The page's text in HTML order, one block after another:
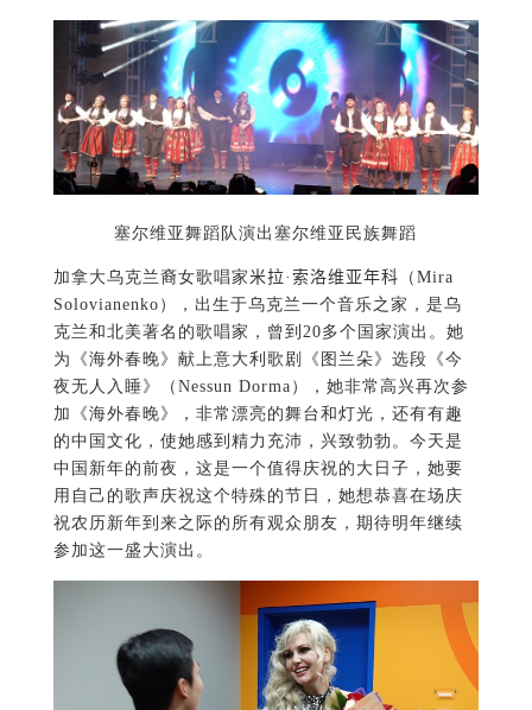
塞尔维亚舞蹈队演出塞尔维亚民族舞蹈
加拿大乌克兰裔女歌唱家米拉·索洛维亚年科 （Mira
Solovianenko），出生于乌克兰一个音乐之家，是乌
克兰和北美著名的歌唱家，曾到20多个国家演出。她
为《海外春晚》献上意大利歌剧《图兰朵》选段《今
夜无人入睡》（Nessun Dorma），她非常高兴再次参
加《海外春晚》，非常漂亮的舞台和灯光，还有有趣
的中国文化，使她感到精力充沛，兴致勃勃。今天是
中国新年的前夜，这是一个值得庆祝的大日子，她要
用自己的歌声庆祝这个特殊的节日，她想恭喜在场庆
祝农历新年到来之际的所有观众朋友，期待明年继续
参加这一盛大演出。